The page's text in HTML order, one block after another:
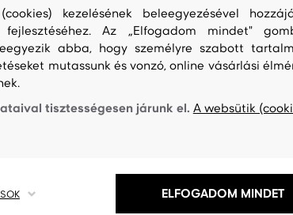
része.kezelésének beleegyezésével
fejlesztéséhez. Az „Elfogadom mindet"
abba, hogy személyre szabott
mutassunk és vonzó, online vásárlási
tisztességesen járunk el. A websütik
ELFOGADOM MINDET